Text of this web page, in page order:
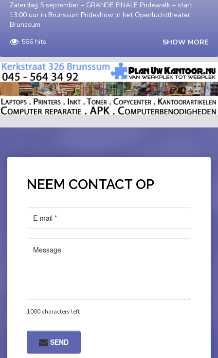
Zaterdag 5 september – GRANDE FINALE Pridewalk – start
13:00 uur in Brunssum Prideshow in het Openluchttheater
Brunssum
566 hits
SHOW MORE
NEEM CONTACT OP
1000 characters left
SEND